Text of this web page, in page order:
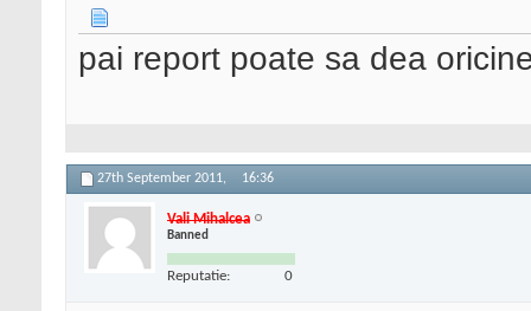
pai report poate sa dea
27th September 2011, 16:36
Vali Mihalcea
Banned
Reputatie: 0